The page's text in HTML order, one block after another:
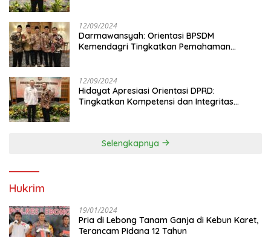
12/09/2024
Darmawansyah: Orientasi BPSDM
Kemendagri Tingkatkan Pemahaman
12/09/2024
Hidayat Apresiasi Orientasi DPRD:
Tingkatkan Kompetensi dan Integritas
Selengkapnya
Hukrim
19/01/2024
Pria di Lebong Tanam Ganja di Kebun Karet,
Terancam Pidana 12 Tahun